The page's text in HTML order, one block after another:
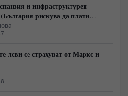
и инфраструктурен
рискува да плати
на Европа с
леви се страхуват от Маркс и